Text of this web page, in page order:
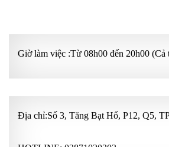
Giờ làm việc :Từ 08h00 đến 20h00
Địa chỉ:Số 3, Tăng Bạt Hổ, P12, Q5,